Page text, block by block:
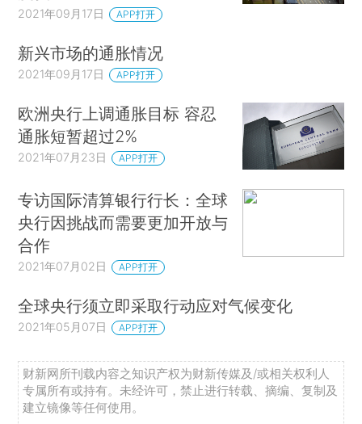
2021年09月17日 APP打开
新兴市场的通胀情况
2021年09月17日 APP打开
欧洲央行上调通胀目标 容忍
通胀短暂超过2%
2021年07月23日 APP打开
专访国际清算银行行长：全球
央行因挑战而需要更加开放与
合作
2021年07月02日 APP打开
全球央行须立即采取行动应对气候变化
2021年05月07日 APP打开
财新网所刊载内容之知识产权为财新传媒及/或相关权利人
专属所有或持有。未经许可，禁止进行转载、摘编、复制及
建立镜像等任何使用。